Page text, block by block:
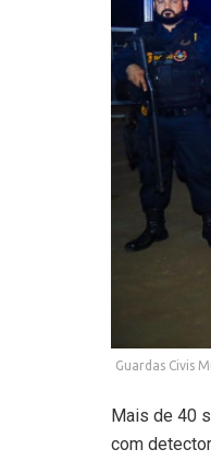
Guardas Civis
Mais de 40
com